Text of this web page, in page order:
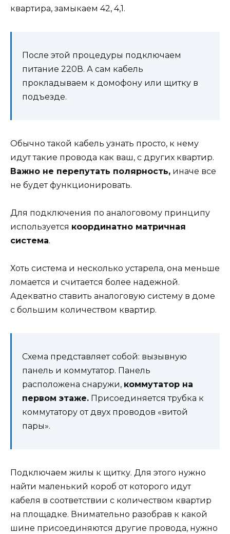
квартира, замыкаем 42, 4,1.
После этой процедуры подключаем
питание 220В. А сам кабель
прокладываем к домофону или щитку в
подъезде.
Обычно такой кабель узнать просто, к нему
идут такие провода как ваш, с других квартир.
Важно не перепутать полярность, иначе все
не будет функционировать.
Для подключения по аналоговому принципу
используется координатно матричная
система.
Хоть система и несколько устарела, она меньше
ломается и считается более надежной.
Адекватно ставить аналоговую систему в доме
с большим количеством квартир.
Схема представляет собой: вызывную
панель и коммутатор. Панель
расположена снаружи, коммутатор на
первом этаже. Присоединяется трубка к
коммутатору от двух проводов «витой
пары».
Подключаем жилы к щитку. Для этого нужно
найти маленький короб от которого идут
кабеля в соответствии с количеством квартир
на площадке. Внимательно разобрав к какой
шине присоединяются другие провода, нужно